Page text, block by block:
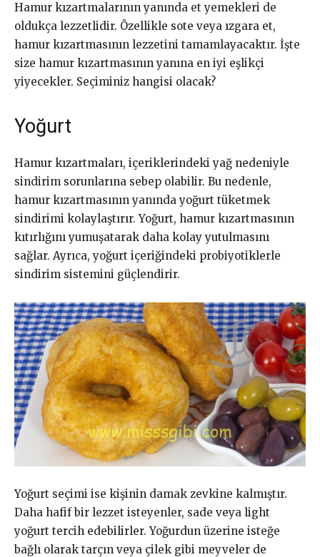
Hamur kızartmalarının yanında et yemekleri de
oldukça lezzetlidir. Özellikle sote veya ızgara et,
hamur kızartmasının lezzetini tamamlayacaktır. İşte
size hamur kızartmasının yanına en iyi eşlikçi
yiyecekler. Seçiminiz hangisi olacak?
Yoğurt
Hamur kızartmaları, içeriklerindeki yağ nedeniyle
sindirim sorunlarına sebep olabilir. Bu nedenle,
hamur kızartmasının yanında yoğurt tüketmek
sindirimi kolaylaştırır. Yoğurt, hamur kızartmasının
kıtırlığını yumuşatarak daha kolay yutulmasını
sağlar. Ayrıca, yoğurt içeriğindeki probiyotiklerle
sindirim sistemini güçlendirir.
Yoğurt seçimi ise kişinin damak zevkine kalmıştır.
Daha hafif bir lezzet isteyenler, sade veya light
yoğurt tercih edebilirler. Yoğurdun üzerine isteğe
bağlı olarak tarçın veya çilek gibi meyveler de